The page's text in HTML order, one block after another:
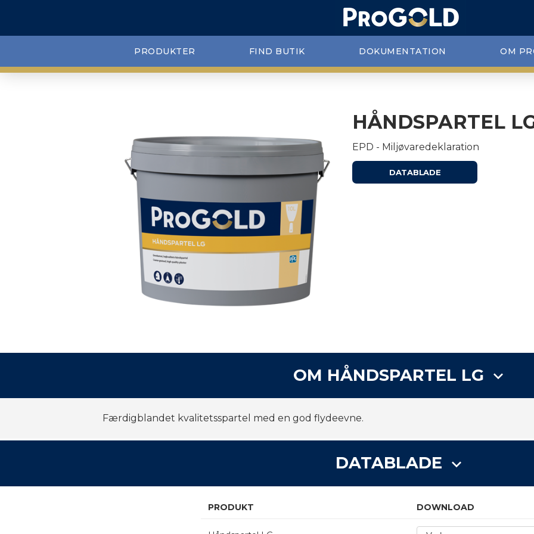
PRODUKTER FIND BUTIK DOKUMENTATION OM
HÅNDSPARTEL
EPD - Miljøvaredeklaration
DATABLADE
OM HÅNDSPARTEL LG keyboard_arrow_down
Færdigblandet kvalitetsspartel med en god flydeevne.
DATABLADE keyboard_arrow_down
PRODUKT DOWNLOAD